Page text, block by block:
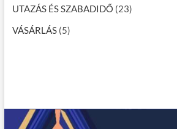
UTAZÁS ÉS SZABADIDŐ (23)
VÁSÁRLÁS(5)